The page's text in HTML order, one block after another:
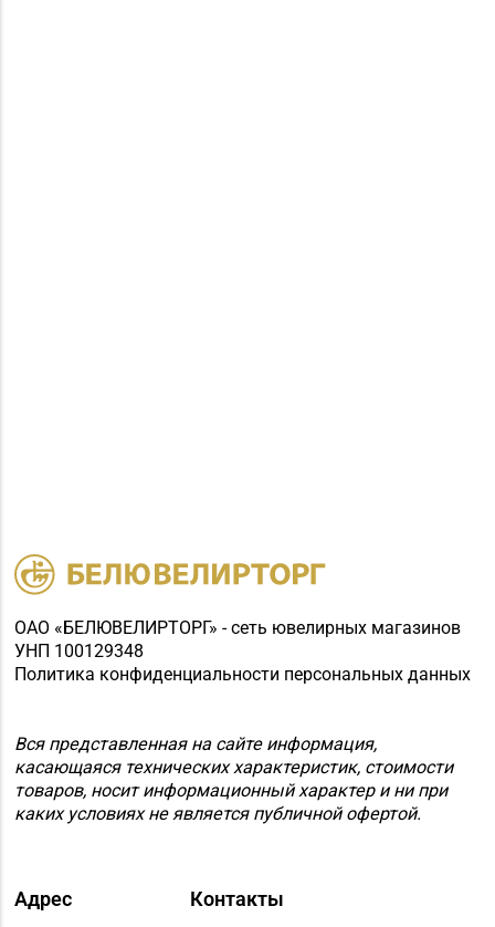
ОАО «БЕЛЮВЕЛИРТОРГ» - сеть ювелирных магазинов
УНП 100129348
Политика конфиденциальности персональных данных
Вся представленная на сайте информация,
касающаяся технических характеристик, стоимости
товаров, носит информационный характер и ни при
каких условиях не является публичной офертой.
Адрес Контакты